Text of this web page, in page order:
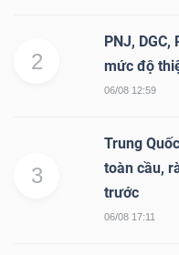
2
PNJ, DGC,
mức độ
06/08 12:59
3
Trung
toàn cầu,
trước
06/08 17:11